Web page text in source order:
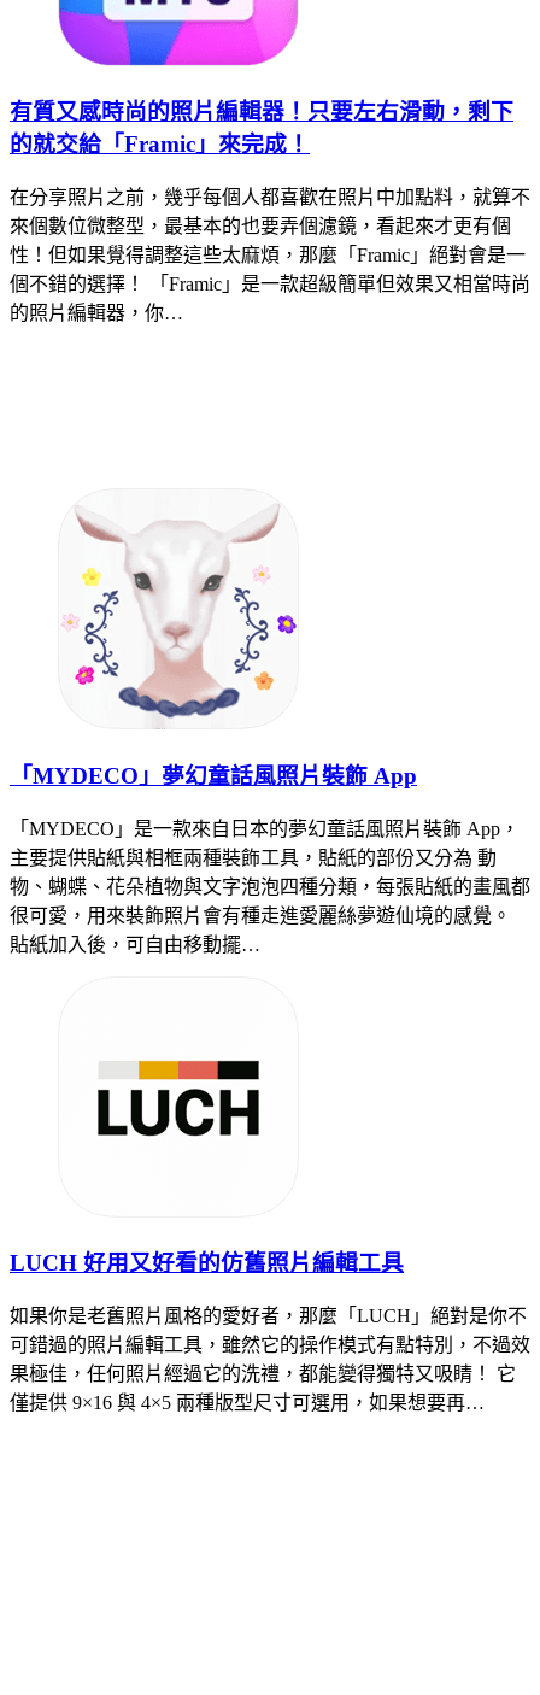
有質又感時尚的照片編輯器！只要左右滑動，剩下
的就交給「Framic」來完成！
在分享照片之前，幾乎每個人都喜歡在照片中加點料，就算不
來個數位微整型，最基本的也要弄個濾鏡，看起來才更有個
性！但如果覺得調整這些太麻煩，那麼「Framic」絕對會是一
個不錯的選擇！ 「Framic」是一款超級簡單但效果又相當時尚
的照片編輯器，你…
「MYDECO」夢幻童話風照片裝飾 App
「MYDECO」是一款來自日本的夢幻童話風照片裝飾 App，
主要提供貼紙與相框兩種裝飾工具，貼紙的部份又分為 動
物、蝴蝶、花朵植物與文字泡泡四種分類，每張貼紙的畫風都
很可愛，用來裝飾照片會有種走進愛麗絲夢遊仙境的感覺。
貼紙加入後，可自由移動擺…
LUCH 好用又好看的仿舊照片編輯工具
如果你是老舊照片風格的愛好者，那麼「LUCH」絕對是你不
可錯過的照片編輯工具，雖然它的操作模式有點特別，不過效
果極佳，任何照片經過它的洗禮，都能變得獨特又吸睛！ 它
僅提供 9×16 與 4×5 兩種版型尺寸可選用，如果想要再…